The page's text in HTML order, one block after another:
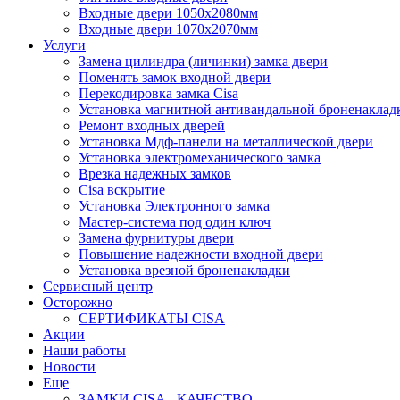
Входные двери 1050х2080мм
Входные двери 1070х2070мм
Услуги
Замена цилиндра (личинки) замка двери
Поменять замок входной двери
Перекодировка замка Cisa
Установка магнитной антивандальной
Ремонт входных дверей
Установка Мдф-панели на металлической двери
Установка электромеханического замка
Врезка надежных замков
Сisa вскрытие
Установка Электронного замка
Мастер-система под один ключ
Замена фурнитуры двери
Повышение надежности входной двери
Установка врезной броненакладки
Сервисный центр
Осторожно
СЕРТИФИКАТЫ CISA
Акции
Наши работы
Новости
Еще